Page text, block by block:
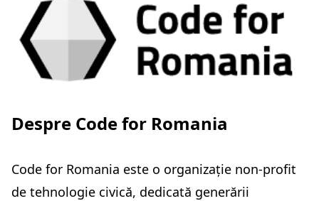
Despre Code for Romania
Code for Romania este o organizație non-profit
de tehnologie civică, dedicată generării